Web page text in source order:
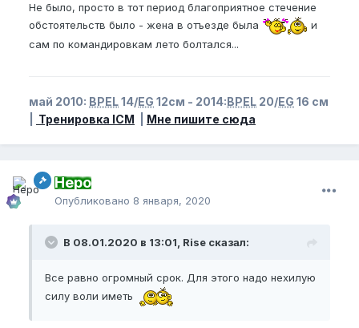
Не было, просто в тот период благоприятное стечение
обстоятельств было - жена в отъезде была
и
сам по командировкам лето болтался...
май 2010: BPEL14/EG 12см - 2014:BPEL 20/EG 16 см
Тренировка ICM Мне пишите сюда
Неро
Опубликовано 8 января, 2020
В 08.01.2020 в 13:01, Rise сказал:
Все равно огромный срок. Для этого надо нехилую
силу воли иметь